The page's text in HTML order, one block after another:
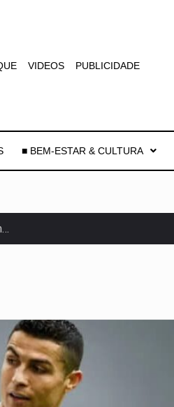
VIDEOS PUBLICIDADE
■ BEM-ESTAR & CULTURA
florestais continuam…